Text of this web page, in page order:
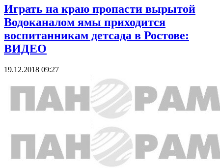
Играть на краю пропасти вырытой
Водоканалом ямы приходится
воспитанникам детсада в Ростове:
ВИДЕО
19.12.2018 09:27